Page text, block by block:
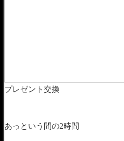
プレゼント交換
あっという間の2時間